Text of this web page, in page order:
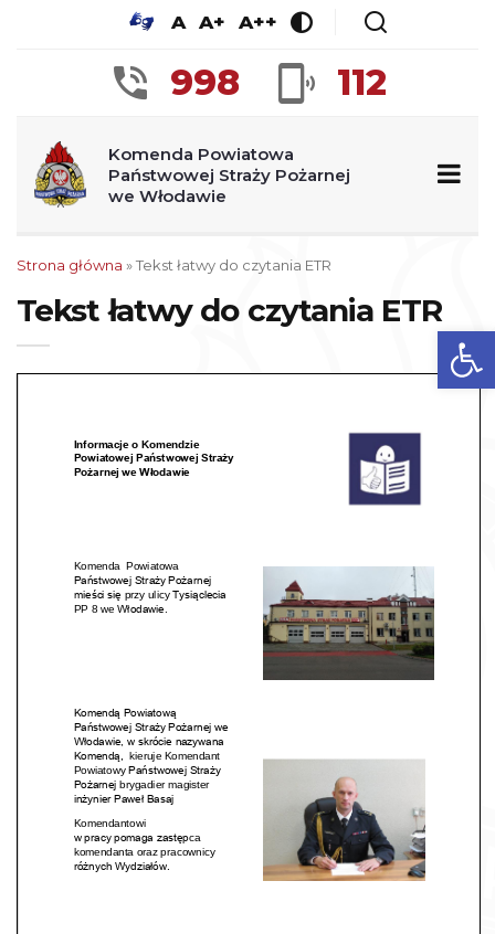
A A+ A++
998 112
Komenda Powiatowa
Państwowej Straży Pożarnej
we Włodawie
Strona główna »Tekst łatwy do czytania ETR
Tekst łatwy do czytania ETR